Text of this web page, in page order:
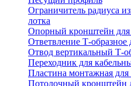
Ограничитель радиуса
лотка
Опорный кронштейн для
Ответвление Т-образное
Отвод вертикальный Т-
Переходник для
Пластина монтажная для
Потолочный кронштейн